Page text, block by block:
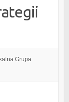
Grupa